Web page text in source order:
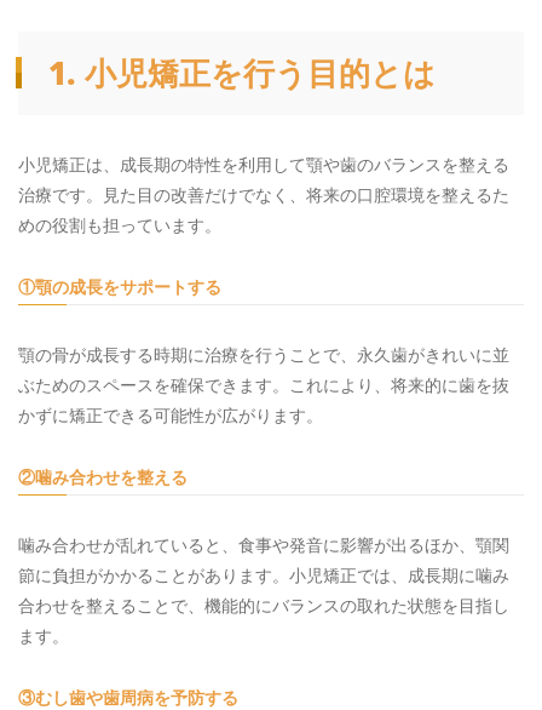
1. 小児矯正を行う目的とは
小児矯正は、成長期の特性を利用して顎や歯のバランスを整える
治療です。見た目の改善だけでなく、将来の口腔環境を整えるた
めの役割も担っています。
①顎の成長をサポートする
顎の骨が成長する時期に治療を行うことで、永久歯がきれいに並
ぶためのスペースを確保できます。これにより、将来的に歯を抜
かずに矯正できる可能性が広がります。
②噛み合わせを整える
噛み合わせが乱れていると、食事や発音に影響が出るほか、顎関
節に負担がかかることがあります。小児矯正では、成長期に噛み
合わせを整えることで、機能的にバランスの取れた状態を目指し
ます。
③むし歯や歯周病を予防する